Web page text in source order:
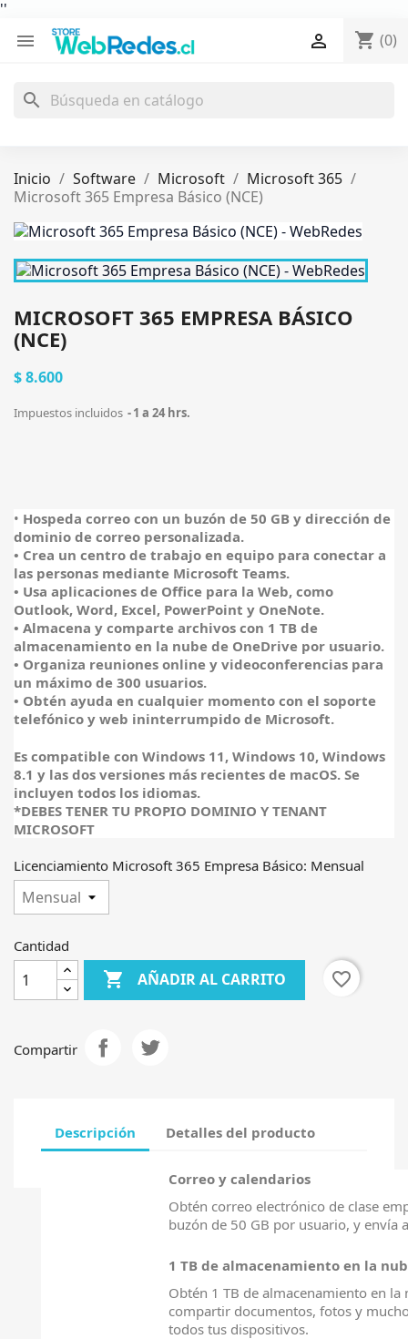
''
 shopping_cart (0)

search
Inicio Software Microsoft
Microsoft 365
Microsoft 365 Empresa Básico (NCE)
MICROSOFT 365 EMPRESA BÁSICO
(NCE)
$ 8.600
Impuestos incluidos 1 a 24 hrs.
• Hospeda correo con un buzón de 50 GB y dirección de
dominio de correo personalizada.
• Crea un centro de trabajo en equipo para conectar a
las personas mediante Microsoft Teams.
• Usa aplicaciones de Office para la Web, como
Outlook, Word, Excel, PowerPoint y OneNote.
• Almacena y comparte archivos con 1 TB de
almacenamiento en la nube de OneDrive por usuario.
• Organiza reuniones online y videoconferencias para
un máximo de 300 usuarios.
• Obtén ayuda en cualquier momento con el soporte
telefónico y web ininterrumpido de Microsoft.
Es compatible con Windows 11, Windows 10, Windows
8.1 y las dos versiones más recientes de macOS. Se
incluyen todos los idiomas.
*DEBES TENER TU PROPIO DOMINIO Y TENANT
MICROSOFT
Licenciamiento Microsoft 365 Empresa Básico: Mensual
Cantidad
 AÑADIR AL CARRITO favorite_border
Compartir
Descripción Detalles del producto
Correo y calendarios
Obtén correo electrónico de clase
buzón de 50 GB por usuario, y envía
1 TB de almacenamiento en la
Obtén 1 TB de almacenamiento en
compartir documentos, fotos y
todos tus dispositivos.